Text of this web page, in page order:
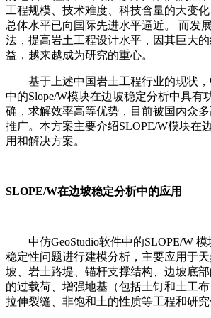
工程规模、技术难度、科技含量的大变化
总体水平已向国际先进水平逼近。 而发
法，提高岩土工程设计水平，因其巨大
益，越来越成为研究的重心。
基于上述中国岩土工程行业的现状，
中的Slope/W模块在边坡稳定分析中具有
确，求解效率高等优势，目前被国内众
推广。本方案主要介绍SLOPE/W模块在
用和解决方案。
SLOPE/W在边坡稳定分析中的应用
中仿GeoStudio软件中的SLOPE/W
稳定性问题进行建模分析，主要应用于
坡、岩土路堤、锚杆支撑结构、边坡底
的过载荷、增强地基（包括土钉和土工布
拉伸裂缝、非饱和土的性质等工程和研究